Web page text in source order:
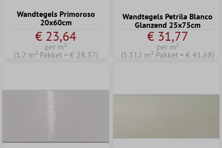
Wandtegels Primoroso
20x60cm
€ 23,64
per m²
(1.2 m² Pakket = € 28,37)
Wandtegels Petrila Blanco
Glanzend 25x75cm
€ 31,77
per m²
(1.312 m² Pakket = € 41,68)